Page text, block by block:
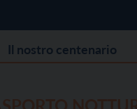
Il nostro centenario